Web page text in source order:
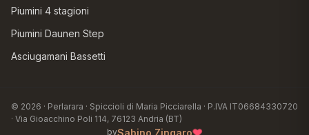
Piumini 4 stagioni
Piumini Daunen Step
Asciugamani Bassetti
© 2026 · Perlarara · Spiccioli di Maria Picciarella · P.IVA IT06684330720
· Via Gioacchino Poli 114, 76123 Andria (BT)
bySabino Zingaro♥